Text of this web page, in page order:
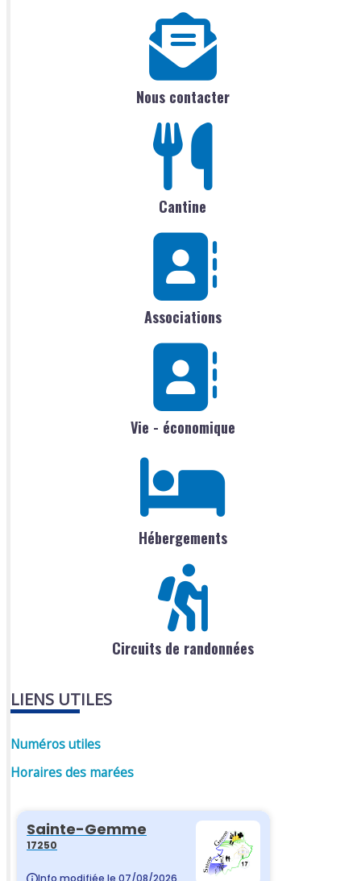
Nous contacter
Cantine
Associations
Vie - économique
Hébergements
Circuits de randonnées
LIENS UTILES
Numéros utiles
Horaires des marées